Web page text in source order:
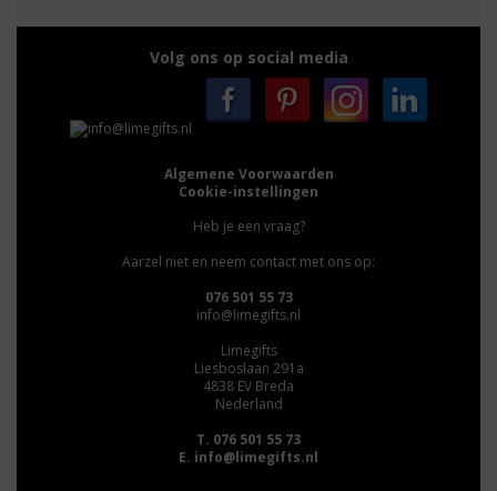
Volg ons op social media
Algemene Voorwaarden
Cookie-instellingen
Heb je een vraag?
Aarzel niet en neem contact met ons op:
076 501 55 73
info@limegifts.nl
Limegifts
Liesboslaan 291a
4838 EV Breda
Nederland
T. 076 501 55 73
E. info@limegifts.nl